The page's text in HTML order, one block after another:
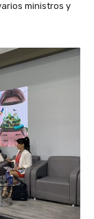
ministros y